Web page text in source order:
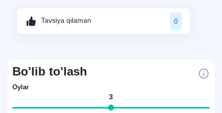
Tavsiya qilaman 0
Bo'lib to'lash
Oylar
3